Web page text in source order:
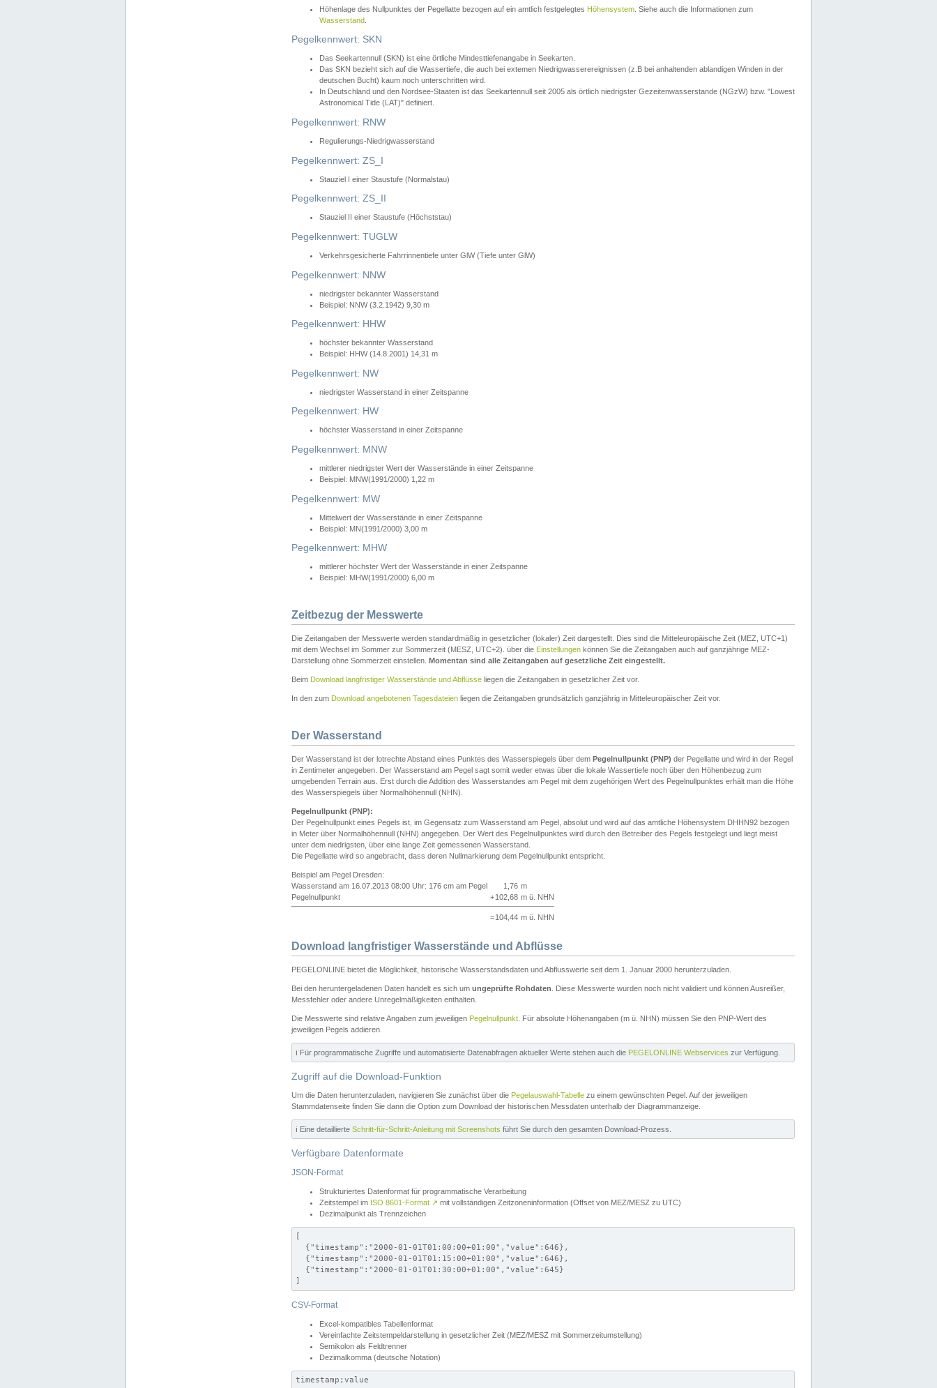
Höhenlage des Nullpunktes der Pegellatte bezogen auf ein amtlich festgelegtes Höhensystem . Siehe auch die Informationen zum
Wasserstand
Pegelkennwert: SKN
Das Seekartennull (SKN) ist eine örtliche Mindesttiefenangabe in Seekarten.
Das SKN bezieht sich auf die Wassertiefe, die auch bei extemen Niedrigwasserereignissen (z.B bei anhaltenden ablandigen Winden in der
deutschen Bucht) kaum noch unterschritten wird.
In Deutschland und den Nordsee-Staaten ist das Seekartennull seit 2005 als örtlich niedrigster Gezeitenwasserstande (NGzW) bzw. "Lowest
Astronomical Tide (LAT)" definiert.
Pegelkennwert: RNW
Regulierungs-Niedrigwasserstand
Pegelkennwert: ZS_I
Stauziel I einer Staustufe (Normalstau)
Pegelkennwert: ZS_II
Stauziel II einer Staustufe (Höchststau)
Pegelkennwert: TUGLW
Verkehrsgesicherte Fahrrinnentiefe unter GlW (Tiefe unter GlW)
Pegelkennwert: NNW
niedrigster bekannter Wasserstand
Beispiel: NNW (3.2.1942) 9,30 m
Pegelkennwert: HHW
höchster bekannter Wasserstand
Beispiel: HHW (14.8.2001) 14,31 m
Pegelkennwert: NW
niedrigster Wasserstand in einer Zeitspanne
Pegelkennwert: HW
höchster Wasserstand in einer Zeitspanne
Pegelkennwert: MNW
mittlerer niedrigster Wert der Wasserstände in einer Zeitspanne
Beispiel: MNW(1991/2000) 1,22 m
Pegelkennwert: MW
Mittelwert der Wasserstände in einer Zeitspanne
Beispiel: MN(1991/2000) 3,00 m
Pegelkennwert: MHW
mittlerer höchster Wert der Wasserstände in einer Zeitspanne
Beispiel: MHW(1991/2000) 6,00 m
Zeitbezug der Messwerte
Die Zeitangaben der Messwerte werden standardmäßig in gesetzlicher (lokaler) Zeit dargestellt. Dies sind die Mitteleuropäische Zeit (MEZ, UTC+1)
mit dem Wechsel im Sommer zur Sommerzeit (MESZ, UTC+2). über die Einstellungen können Sie die Zeitangaben auch auf ganzjährige MEZ-
Darstellung ohne Sommerzeit einstellen. Momentan sind alle Zeitangaben auf gesetzliche Zeit eingestellt.
Beim Download langfristiger Wasserstände und Abflüsse liegen die Zeitangaben in gesetzlicher Zeit vor.
In den zum Download angebotenen Tagesdateien liegen die Zeitangaben grundsätzlich ganzjährig in Mitteleuropäischer Zeit vor.
Der Wasserstand
Der Wasserstand ist der lotrechte Abstand eines Punktes des Wasserspiegels über dem Pegelnullpunkt (PNP) der Pegellatte und wird in der Regel
in Zentimeter angegeben. Der Wasserstand am Pegel sagt somit weder etwas über die lokale Wassertiefe noch über den Höhenbezug zum
umgebenden Terrain aus. Erst durch die Addition des Wasserstandes am Pegel mit dem zugehörigen Wert des Pegelnullpunktes erhält man die Höhe
des Wasserspiegels über Normalhöhennull (NHN).
Pegelnullpunkt (PNP):
Der Pegelnullpunkt eines Pegels ist, im Gegensatz zum Wasserstand am Pegel, absolut und wird auf das amtliche Höhensystem DHHN92 bezogen
in Meter über Normalhöhennull (NHN) angegeben. Der Wert des Pegelnullpunktes wird durch den Betreiber des Pegels festgelegt und liegt meist
unter dem niedrigsten, über eine lange Zeit gemessenen Wasserstand.
Die Pegellatte wird so angebracht, dass deren Nullmarkierung dem Pegelnullpunkt entspricht.
Beispiel am Pegel Dresden:
Wasserstand am 16.07.2013 08:00 Uhr: 176 cm am Pegel
1,76 m
Pegelnullpunkt
+102,68 m ü. NHN
=104,44 m ü. NHN
Download langfristiger Wasserstände und Abflüsse
PEGELONLINE bietet die Möglichkeit, historische Wasserstandsdaten und Abflusswerte seit dem 1. Januar 2000 herunterzuladen.
Bei den heruntergeladenen Daten handelt es sich um ungeprüfte Rohdaten . Diese Messwerte wurden noch nicht validiert und können Ausreißer,
Messfehler oder andere Unregelmäßigkeiten enthalten.
Die Messwerte sind relative Angaben zum jeweiligen Pegelnullpunkt . Für absolute Höhenangaben (m ü. NHN) müssen Sie den PNP-Wert des
jeweiligen Pegels addieren.
ℹ️ Für programmatische Zugriffe und automatisierte Datenabfragen aktueller Werte stehen auch die PEGELONLINE Webservices zur Verfügung.
Zugriff auf die Download-Funktion
Um die Daten herunterzuladen, navigieren Sie zunächst über die Pegelauswahl-Tabelle zu einem gewünschten Pegel. Auf der jeweiligen
Stammdatenseite finden Sie dann die Option zum Download der historischen Messdaten unterhalb der Diagrammanzeige.
ℹ️ Eine detaillierte Schritt-für-Schritt-Anleitung mit Screenshots führt Sie durch den gesamten Download-Prozess.
Verfügbare Datenformate
JSON-Format
Strukturiertes Datenformat für programmatische Verarbeitung
Zeitstempel im ISO 8601-Format ↗ mit vollständigen Zeitzoneninformation (Offset von MEZ/MESZ zu UTC)
Dezimalpunkt als Trennzeichen
[
  {"timestamp":"2000-01-01T01:00:00+01:00","value":646},
  {"timestamp":"2000-01-01T01:15:00+01:00","value":646},
  {"timestamp":"2000-01-01T01:30:00+01:00","value":645}
]
CSV-Format
Excel-kompatibles Tabellenformat
Vereinfachte Zeitstempeldarstellung in gesetzlicher Zeit (MEZ/MESZ mit Sommerzeitumstellung)
Semikolon als Feldtrenner
Dezimalkomma (deutsche Notation)
timestamp;value